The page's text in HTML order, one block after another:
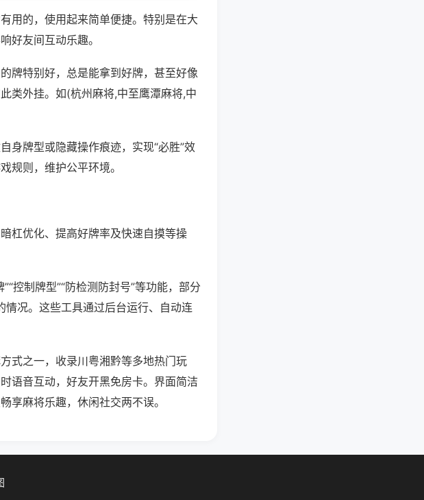
用的，使用起来简单便捷。特别是在大
好友间互动乐趣。
牌特别好，总是能拿到好牌，甚至好像
类外挂。如(杭州麻将,中至鹰潭麻将,中
身牌型或隐藏操作痕迹，实现“必胜”效
规则，维护公平环境。
杠优化、提高好牌率及快速自摸等操
控制牌型”“防检测防封号”等功能，部分
情况。这些工具通过后台运行、自动连
式之一，收录川粤湘黔等多地热门玩
语音互动，好友开黑免房卡。界面简洁
享麻将乐趣，休闲社交两不误。